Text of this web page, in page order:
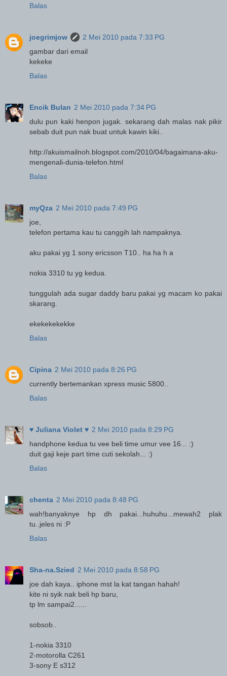
Balas
joegrimjow
2 Mei 2010 pada 7:33 PG
gambar dari email
kekeke
Balas
Encik Bulan 2 Mei 2010 pada 7:34 PG
dulu pun kaki henpon jugak. sekarang dah malas nak pikir
sebab duit pun nak buat untuk kawin kiki..
http://akuismailnoh.blogspot.com/2010/04/bagaimana-aku-
mengenali-dunia-telefon.html
Balas
myQza 2 Mei 2010 pada 7:49 PG
joe,
telefon pertama kau tu canggih lah nampaknya.
aku pakai yg 1 sony ericsson T10.. ha ha h a
nokia 3310 tu yg kedua.
tunggulah ada sugar daddy baru pakai yg macam ko pakai
skarang.
ekekekekekke
Balas
Cipina 2 Mei 2010 pada 8:26 PG
currently bertemankan xpress music 5800..
Balas
♥ Juliana Violet ♥ 2 Mei 2010 pada 8:29 PG
handphone kedua tu vee beli time umur vee 16... :)
duit gaji keje part time cuti sekolah... :)
Balas
chenta 2 Mei 2010 pada 8:48 PG
wah!banyaknye hp dh pakai...huhuhu...mewah2 plak
tu..jeles ni :P
Balas
Sha-na.Szied 2 Mei 2010 pada 8:58 PG
joe dah kaya.. iphone mst la kat tangan hahah!
kite ni syik nak beli hp baru,
tp lm sampai2......
sobsob..
1-nokia 3310
2-motorolla C261
3-sony E s312